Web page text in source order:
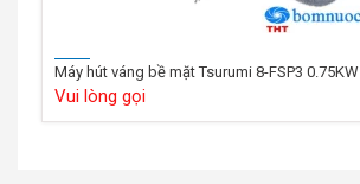
Máy hút váng bề mặt Tsurumi 8-FSP3 0.75KW
Vui lòng gọi